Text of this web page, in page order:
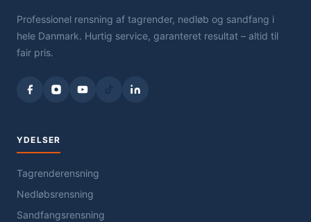
Professionel rensning af tagrender, nedløb og sandfang i
hele Danmark. Hurtig service, garanteret resultat – altid til
fair pris.
YDELSER
Tagrenderensning
Nedløbsrensning
Sandfangsrensning